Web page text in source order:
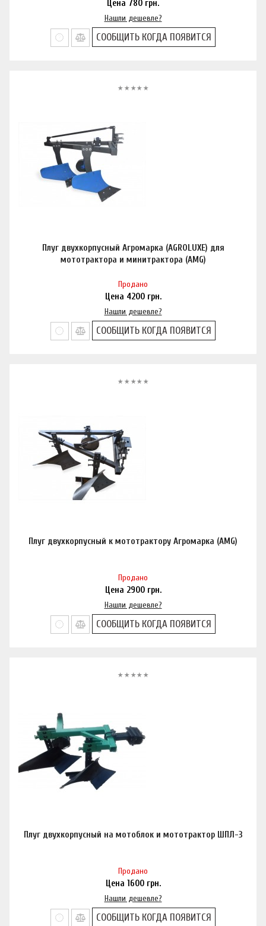
Цена 780 грн.
Нашли дешевле?
СООБЩИТЬ КОГДА ПОЯВИТСЯ
Плуг двухкорпусный Агромарка (AGROLUXE) для
мототрактора и минитрактора (AMG)
Продано
Цена 4200грн.
Нашли дешевле?
СООБЩИТЬ КОГДА ПОЯВИТСЯ
Плуг двухкорпусный к мототрактору Агромарка (AMG)
Продано
Цена 2900грн.
Нашли дешевле?
СООБЩИТЬ КОГДА ПОЯВИТСЯ
Плуг двухкорпусный на мотоблок и мототрактор ШПЛ-3
Продано
Цена 1600грн.
Нашли дешевле?
СООБЩИТЬ КОГДА ПОЯВИТСЯ